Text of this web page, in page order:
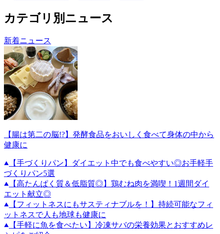
カテゴリ別ニュース
新着ニュース
【腸は第二の脳!?】発酵食品をおいしく食べて身体の中から
健康に
【手づくりパン】ダイエット中でも食べやすい◎お手軽手
づくりパン5選
【高たんぱく質＆低脂質◎】鶏むね肉を満喫！1週間ダイ
エット献立◎
【フィットネスにもサスティナブルを！】持続可能なフィ
ットネスで人も地球も健康に
【手軽に魚を食べたい】冷凍サバの栄養効果とおすすめレ